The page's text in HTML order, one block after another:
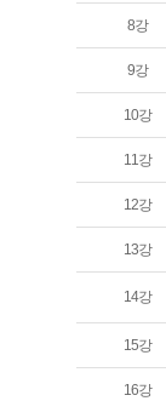
8강
9강
10강
11강
12강
13강
14강
15강
16강